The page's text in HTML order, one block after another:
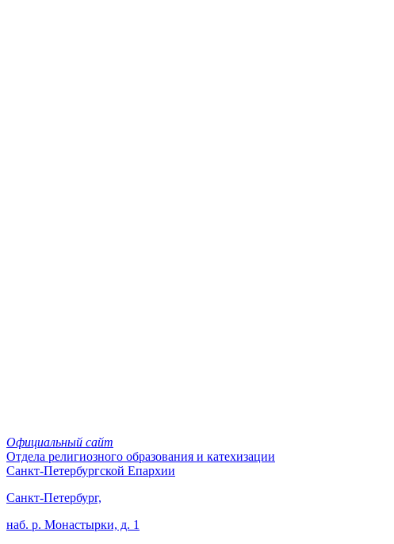
Официальный сайт
Отдела религиозного образования и катехизации
Санкт-Петербургской Епархии
Санкт-Петербург,
наб. р. Монастырки, д. 1